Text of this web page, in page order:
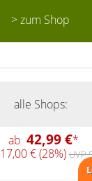
> zum Shop
alle Shops:
ab 42,99 €*
17,00 € (28%)UVP